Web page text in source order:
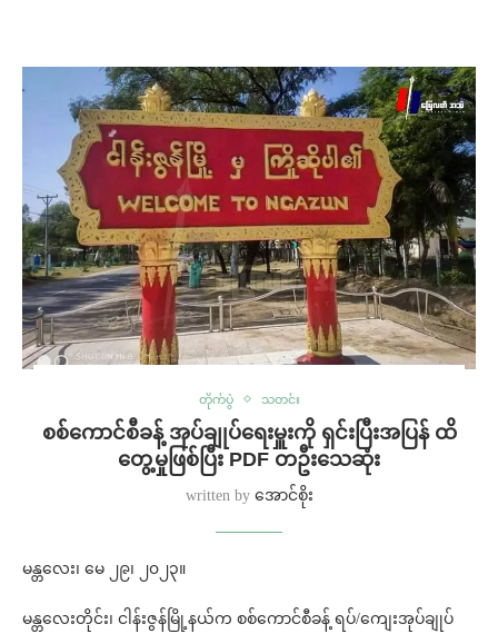
တိုက်ပွဲ သတင်း
စစ်ကောင်စီခန့် အုပ်ချုပ်ရေးမှူးကို ရှင်းပြီးအပြန် ထိ
တွေ့မှုဖြစ်ပြီး PDF တဦးသေဆုံး
written by အောင်စိုး
မန္တလေး၊ မေ ၂၉၊ ၂၀၂၃။
မန္တလေးတိုင်း၊ ငါန်းဇွန်မြို့နယ်က စစ်ကောင်စီခန့် ရပ်/ကျေးအုပ်ချုပ်